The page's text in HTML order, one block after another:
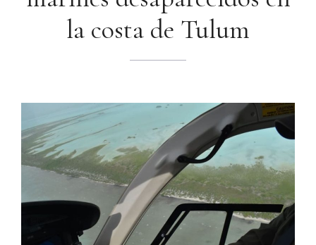
la costa de Tulum